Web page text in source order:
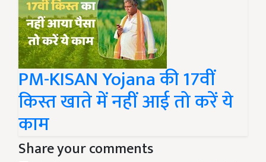
PM-KISAN Yojana की 17वीं
किस्त खाते में नहीं आई तो करें ये
काम
Share your comments